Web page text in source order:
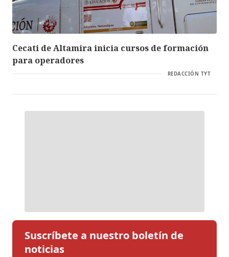
Cecati de Altamira inicia cursos de formación
para operadores
REDACCIÓN TYT
Suscríbete a nuestro boletín de
noticias